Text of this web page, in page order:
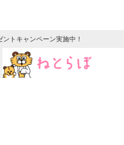
トキャンペーン実施中！